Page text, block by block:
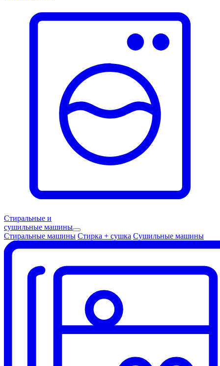
Стиральные и
сушильные машины
Стиральные машины Стирка + сушка Сушильные машины